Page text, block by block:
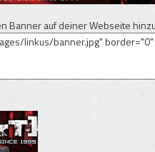
Banner auf deiner Webseite